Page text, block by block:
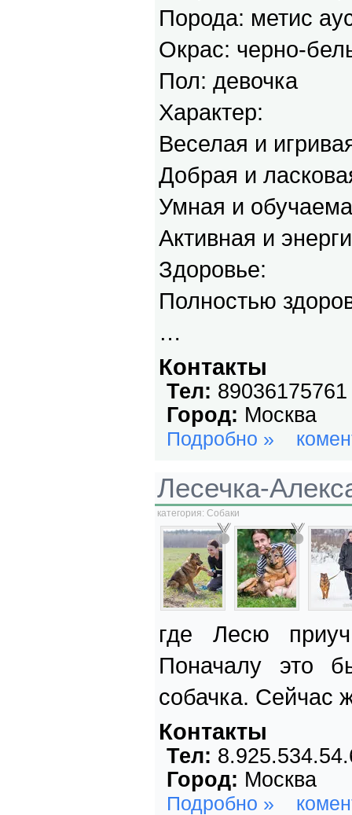
Порода: метис
Окрас: черно-
Пол: девочка
Характер:
Веселая и
Добрая и
Умная и
Активная и
Здоровье:
Полностью
…
Контакты
Тел: 89036175761
Город: Москва
Подробно »
Лесечка-
категория: Собаки
где Лесю
Поначалу это
собачка. Сейчас
Контакты
Тел:
Город: Москва
Подробно »